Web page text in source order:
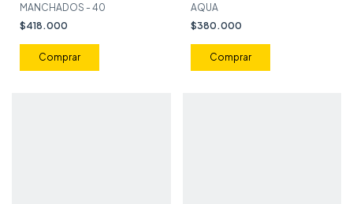
MANCHADOS - 40
$418.000
AQUA
$380.000